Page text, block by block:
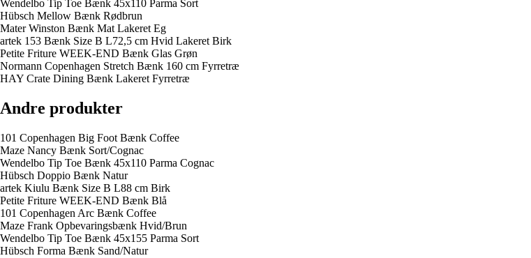
Wendelbo Tip Toe Bænk 45x110 Parma Sort
Hübsch Mellow Bænk Rødbrun
Mater Winston Bænk Mat Lakeret Eg
artek 153 Bænk Size B L72,5 cm Hvid Lakeret Birk
Petite Friture WEEK-END Bænk Glas Grøn
Normann Copenhagen Stretch Bænk 160 cm Fyrretræ
HAY Crate Dining Bænk Lakeret Fyrretræ
Andre produkter
101 Copenhagen Big Foot Bænk Coffee
Maze Nancy Bænk Sort/Cognac
Wendelbo Tip Toe Bænk 45x110 Parma Cognac
Hübsch Doppio Bænk Natur
artek Kiulu Bænk Size B L88 cm Birk
Petite Friture WEEK-END Bænk Blå
101 Copenhagen Arc Bænk Coffee
Maze Frank Opbevaringsbænk Hvid/Brun
Wendelbo Tip Toe Bænk 45x155 Parma Sort
Hübsch Forma Bænk Sand/Natur